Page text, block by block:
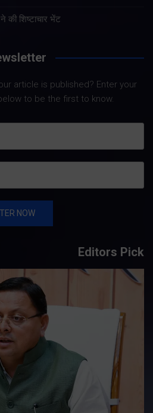
की शिष्टाचार भेंट
article is published? Enter your
to be the first to know.
Editors Pick